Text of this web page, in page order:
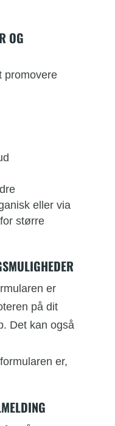
OG
promovere
eller via
større
er
på dit
Det kan også
er,